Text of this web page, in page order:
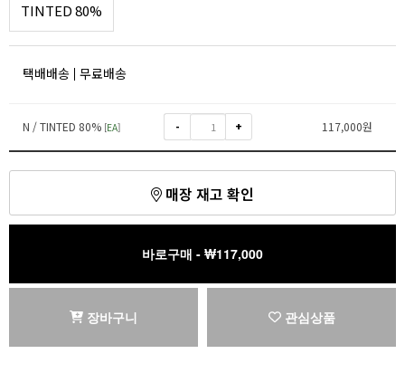
TINTED 80%
택배배송 무료배송
N / TINTED 80% [EA] - + 117,000원
매장 재고 확인
바로구매 - ₩117,000
장바구니 관심상품